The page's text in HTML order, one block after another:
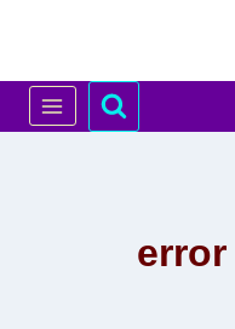
error